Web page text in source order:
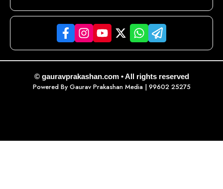
© gauravprakashan.com • All rights reserved
Powered By Gaurav Prakashan Media| 99602 25275